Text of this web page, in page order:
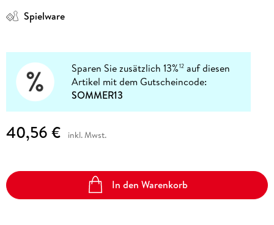
Spielware
Sparen Sie zusätzlich 13%12 auf diesen
Artikel mit dem Gutscheincode:
SOMMER13
40,56 € inkl. Mwst.
In den Warenkorb